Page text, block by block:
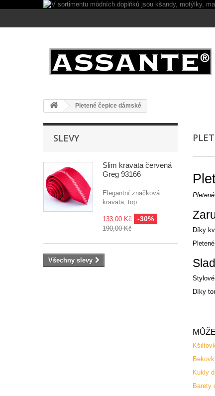
Pletené čepice dámské
SLEVY
Slim kravata červená
Greg 93166
Elegantní značková
kravata, top...
133,00 Kč -30%
190,00 Kč
Všechny slevy
Díky
Stylové
Díky
Kukly
Barety